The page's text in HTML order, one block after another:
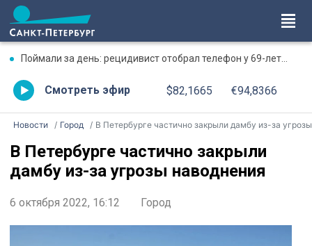
Поймали за день: рецидивист отобрал телефон у 69-летней бабушки
Смотреть эфир $82,1665 €94,8366
Новости Город В Петербурге частично закрыли дамбу из-за угрозы наводнения
В Петербурге частично закрыли
дамбу из-за угрозы наводнения
6 октября 2022, 16:12 Город